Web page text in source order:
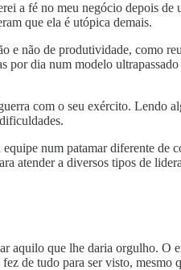
a fé no meu negócio depois
que ela é utópica demais.
não de produtividade, como
dia num modelo
com o seu exército. Lendo
num patamar diferente de
atender a diversos tipos de
aquilo que lhe daria orgulho.
de tudo para ser visto, mesmo